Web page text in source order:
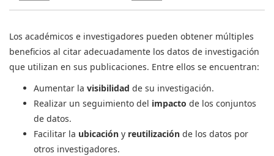
Los académicos e investigadores pueden obtener múltiples
beneficios al citar adecuadamente los datos de investigación
que utilizan en sus publicaciones. Entre ellos se encuentran:
Aumentar la visibilidad de su investigación.
Realizar un seguimiento del impacto de los conjuntos
de datos.
Facilitar la ubicación y reutilización de los datos por
otros investigadores.